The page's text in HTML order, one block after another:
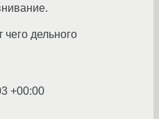
дельного
+00:00